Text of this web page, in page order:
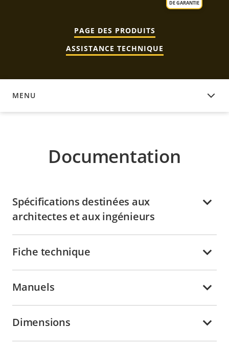
DE GARANTIE
PAGE DES PRODUITS
ASSISTANCE TECHNIQUE
MENU
DOCUMENTATION
Documentation
Spécifications destinées aux
architectes et aux ingénieurs
Fiche technique
Manuels
Dimensions